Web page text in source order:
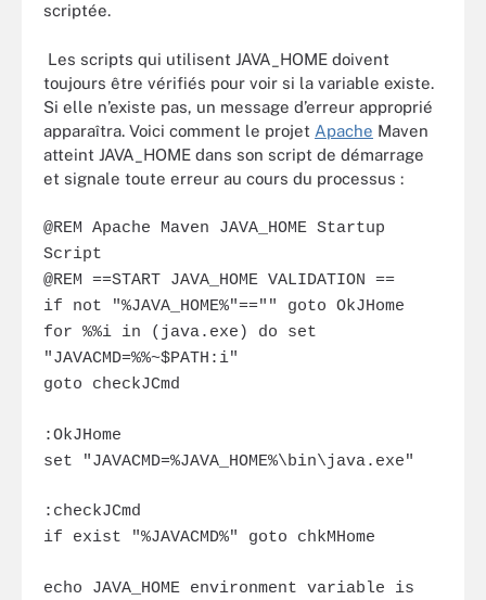
scriptée.
Les scripts qui utilisent JAVA_HOME doivent
toujours être vérifiés pour voir si la variable existe.
Si elle n’existe pas, un message d’erreur approprié
apparaîtra. Voici comment le projet Apache Maven
atteint JAVA_HOME dans son script de démarrage
et signale toute erreur au cours du processus :
@REM Apache Maven JAVA_HOME Startup
Script
@REM ==START JAVA_HOME VALIDATION ==
if not "%JAVA_HOME%"=="" goto OkJHome
for %%i in (java.exe) do set
"JAVACMD=%%~$PATH:i"
goto checkJCmd
:OkJHome
set "JAVACMD=%JAVA_HOME%\bin\java.exe"
:checkJCmd
if exist "%JAVACMD%" goto chkMHome
echo JAVA_HOME environment variable is